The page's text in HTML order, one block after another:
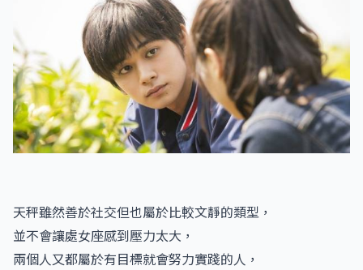
天秤雖然善於社交但也屬於比較文靜的類型，
並不會讓處女座感到壓力太大，
兩個人又都屬於有目標就會努力實踐的人，